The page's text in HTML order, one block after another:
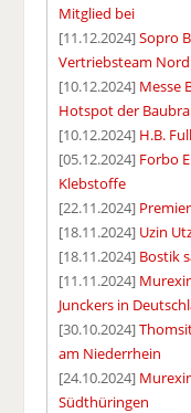
Mitglied bei
[11.12.2024]Sopro
Vertriebsteam Nord
[10.12.2024] Messe
Hotspot der
[10.12.2024] H.B.
[05.12.2024] Forbo
Klebstoffe
[22.11.2024]
[18.11.2024] Uzin
[18.11.2024] Bostik
[11.11.2024]
Junckers in
[30.10.2024]
am Niederrhein
[24.10.2024]
Südthüringen